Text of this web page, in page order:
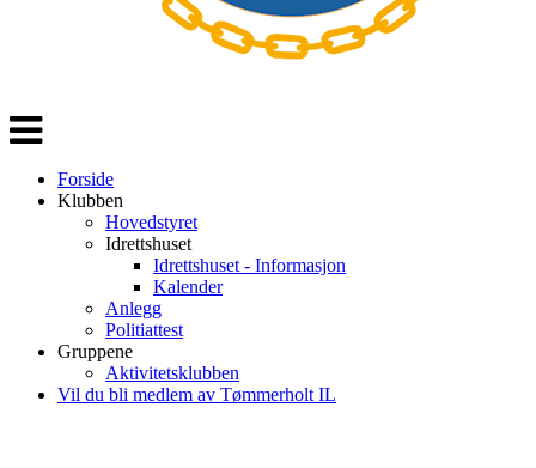
Veksle
navigasjon
Forside
Klubben
Hovedstyret
Idrettshuset
Idrettshuset - Informasjon
Kalender
Anlegg
Politiattest
Gruppene
Aktivitetsklubben
Vil du bli medlem av Tømmerholt IL